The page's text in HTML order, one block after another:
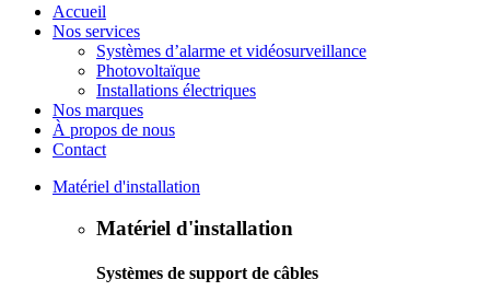
Accueil
Nos services
Systèmes d’alarme et vidéosurveillance
Photovoltaïque
Installations électriques
Nos marques
À propos de nous
Contact
Matériel d'installation
Matériel d'installation
Systèmes de support de câbles